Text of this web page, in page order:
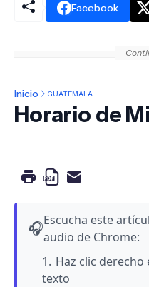
Facebook
Inicio GUATEMALA
Horario de
🎧Escucha este
audio de Chrome:
Haz clic
texto